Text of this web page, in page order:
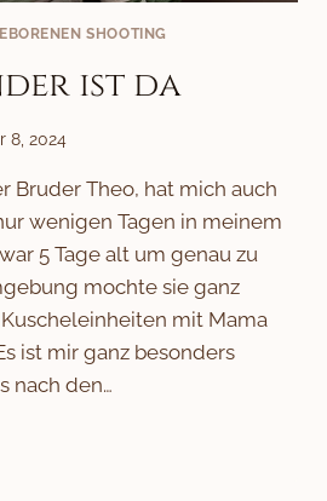
SHOOTING
ist da
8, 2024
Bruder Theo, hat mich auch
wenigen Tagen in meinem
5 Tage alt um genau zu
mochte sie ganz
mit Mama
ist mir ganz besonders
nach den…